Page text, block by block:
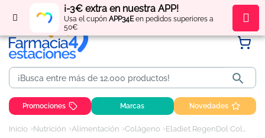
¡-3€ extra en nuestra APP!
Usa el cupón APP34Een pedidos superiores a
50€
Regístratey obténpuntos por tus compras

Promociones Marcas Novedades
Inicio Nutrición Alimentación Colágeno Eladiet RegenDol Colágeno UCII, 30 Comprimidos